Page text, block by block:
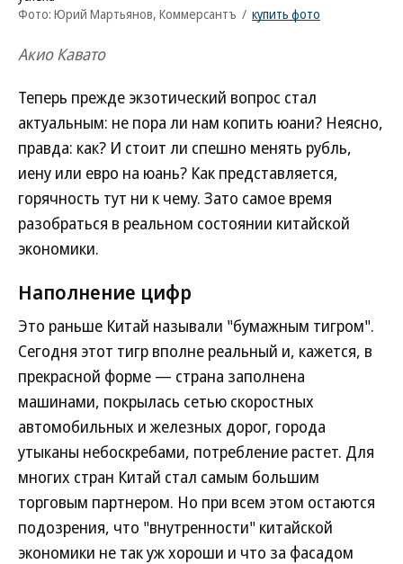
Фото: Юрий Мартьянов, Коммерсантъ / купить фото
Акио Кавато
Теперь прежде экзотический вопрос стал
актуальным: не пора ли нам копить юани? Неясно,
правда: как? И стоит ли спешно менять рубль,
иену или евро на юань? Как представляется,
горячность тут ни к чему. Зато самое время
разобраться в реальном состоянии китайской
экономики.
Наполнение цифр
Это раньше Китай называли "бумажным тигром".
Сегодня этот тигр вполне реальный и, кажется, в
прекрасной форме — страна заполнена
машинами, покрылась сетью скоростных
автомобильных и железных дорог, города
утыканы небоскребами, потребление растет. Для
многих стран Китай стал самым большим
торговым партнером. Но при всем этом остаются
подозрения, что "внутренности" китайской
экономики не так уж хороши и что за фасадом